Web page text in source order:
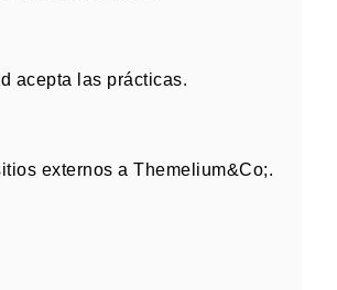
acepta las prácticas.
externos a Themelium&Co;.